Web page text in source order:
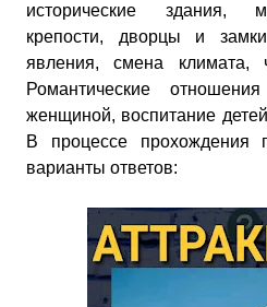
исторические здания,
крепости, дворцы и
явления, смена климата,
Романтические
женщиной, воспитание
В процессе прохождения
варианты ответов: